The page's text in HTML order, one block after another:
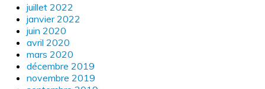
juillet 2022
janvier 2022
juin 2020
avril 2020
mars 2020
décembre 2019
novembre 2019